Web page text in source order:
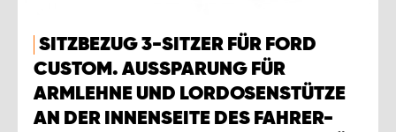
SITZBEZUG 3-SITZER FÜR FORD
CUSTOM. AUSSPARUNG FÜR
ARMLEHNE UND LORDOSENSTÜTZE
AN DER INNENSEITE DES FAHRER-